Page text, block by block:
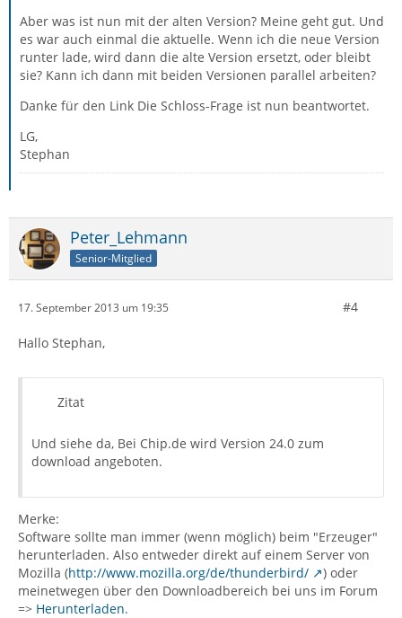
Aber was ist nun mit der alten Version? Meine geht gut. Und
es war auch einmal die aktuelle. Wenn ich die neue Version
runter lade, wird dann die alte Version ersetzt, oder bleibt
sie? Kann ich dann mit beiden Versionen parallel arbeiten?
Danke für den Link Die Schloss-Frage ist nun beantwortet.
LG,
Stephan
Peter_Lehmann
Senior-Mitglied
17. September 2013 um 19:35 #4
Hallo Stephan,
Zitat
Und siehe da, Bei Chip.de wird Version 24.0 zum
download angeboten.
Merke:
Software sollte man immer (wenn möglich) beim "Erzeuger"
herunterladen. Also entweder direkt auf einem Server von
Mozilla (http://www.mozilla.org/de/thunderbird/
) oder
meinetwegen über den Downloadbereich bei uns im Forum
=> Herunterladen.